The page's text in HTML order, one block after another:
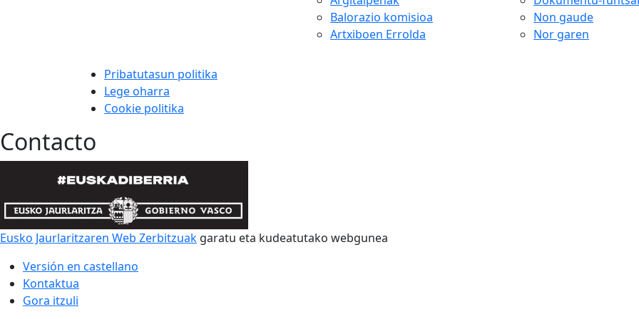
Balorazio komisioa
Artxiboen Errolda
Non gaude
Nor garen
Pribatutasun politika
Lege oharra
Cookie politika
Contacto
Eusko Jaurlaritzaren Web Zerbitzuak garatu eta kudeatutako webgunea
Versión en castellano
Kontaktua
Gora itzuli